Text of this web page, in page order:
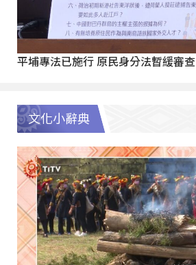
平埔專法已施行 原民身分法暫緩審查
文化小辭典